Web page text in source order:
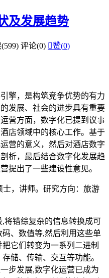
及发展趋势
评论(0) 赞(0)
擎，是构筑竞争优势的有力
发展、社会的进步具有重要
营方面，数字化已提到议事
店领域中的核心工作。基于
营的意义，然后对酒店数字
析，最后结合数字化发展趋
提出了一些建设性意见。
士，讲师。研究方向：旅游
将错综复杂的信息转换成可
、数值等,然后利用这些单
它们转变为一系列二进制
储、传输、交互等功能。
步发展,数字化运营已成为